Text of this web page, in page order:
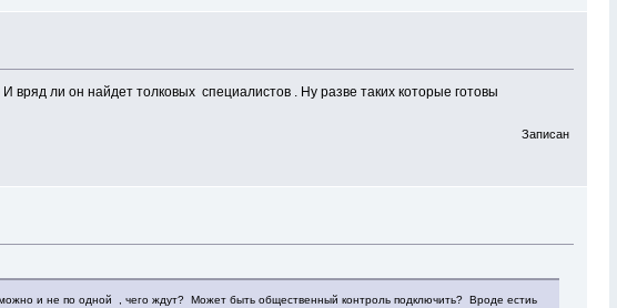
ли он найдет толковых специалистов . Ну разве таких которые готовы
Записан
и не по одной , чего ждут? Может быть общественный контроль подключить? Вроде естиь